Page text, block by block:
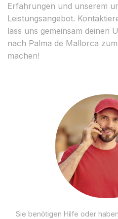
Erfahrungen und unserem
Leistungsangebot.
lass uns gemeinsam deinen
nach Palma de Mallorca
machen!
Sie benötigen Hilfe oder